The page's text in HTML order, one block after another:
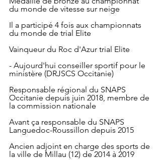
du monde de vitesse sur neige
Il a participé 4 fois aux championnats
du monde de trial Elite
Vainqueur du Roc d'Azur trial Elite
- Aujourd'hui conseiller sportif pour le
ministère (DRJSCS Occitanie)
Responsable régional du SNAPS
Occitanie depuis juin 2018, membre de
la commission nationale
Avant ça responsable du SNAPS
Languedoc-Roussillon depuis 2015
Ancien adjoint en charge des sports de
la ville de Millau (12) de 2014 à 2019